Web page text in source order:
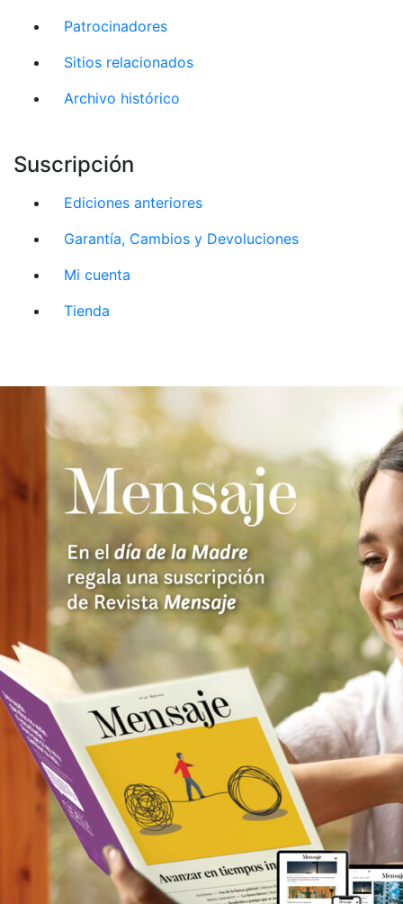
Patrocinadores
Sitios relacionados
Archivo histórico
Suscripción
Ediciones anteriores
Garantía, Cambios y Devoluciones
Mi cuenta
Tienda